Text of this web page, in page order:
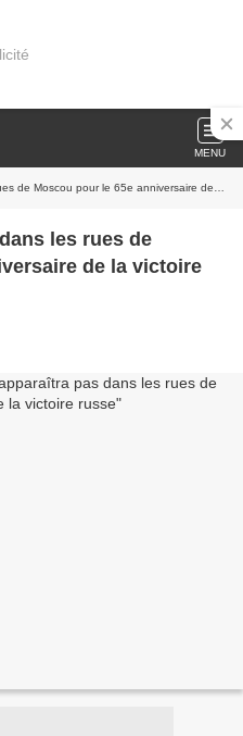
MENU
pour le 65e anniversaire de la victoire russe
les rues de
de la victoire